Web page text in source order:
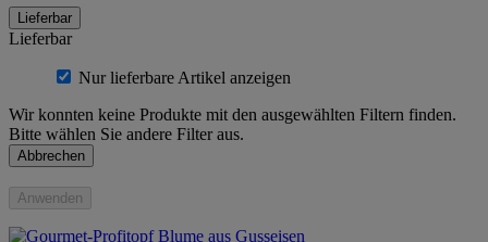
Lieferbar
Lieferbar
Nur lieferbare Artikel anzeigen
Wir konnten keine Produkte mit den ausgewählten Filtern finden.
Bitte wählen Sie andere Filter aus.
Abbrechen
Anwenden